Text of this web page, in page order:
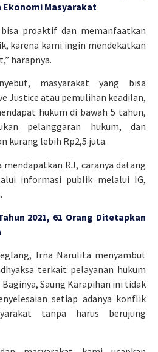
Ekonomi Masyarakat
proaktif dan memanfaatkan
karena kami ingin mendekatkan
harapnya.
masyarakat yang bisa
Justice atau pemulihan keadilan,
hukum di bawah 5 tahun,
pelanggaran hukum, dan
kurang lebih Rp2,5 juta.
mendapatkan RJ, caranya datang
informasi publik melalui IG,
2021, 61 Orang Ditetapkan
Irna Narulita menyambut
terkait pelayanan hukum
Saung Karapihan ini tidak
setiap adanya konflik
tanpa harus berujung